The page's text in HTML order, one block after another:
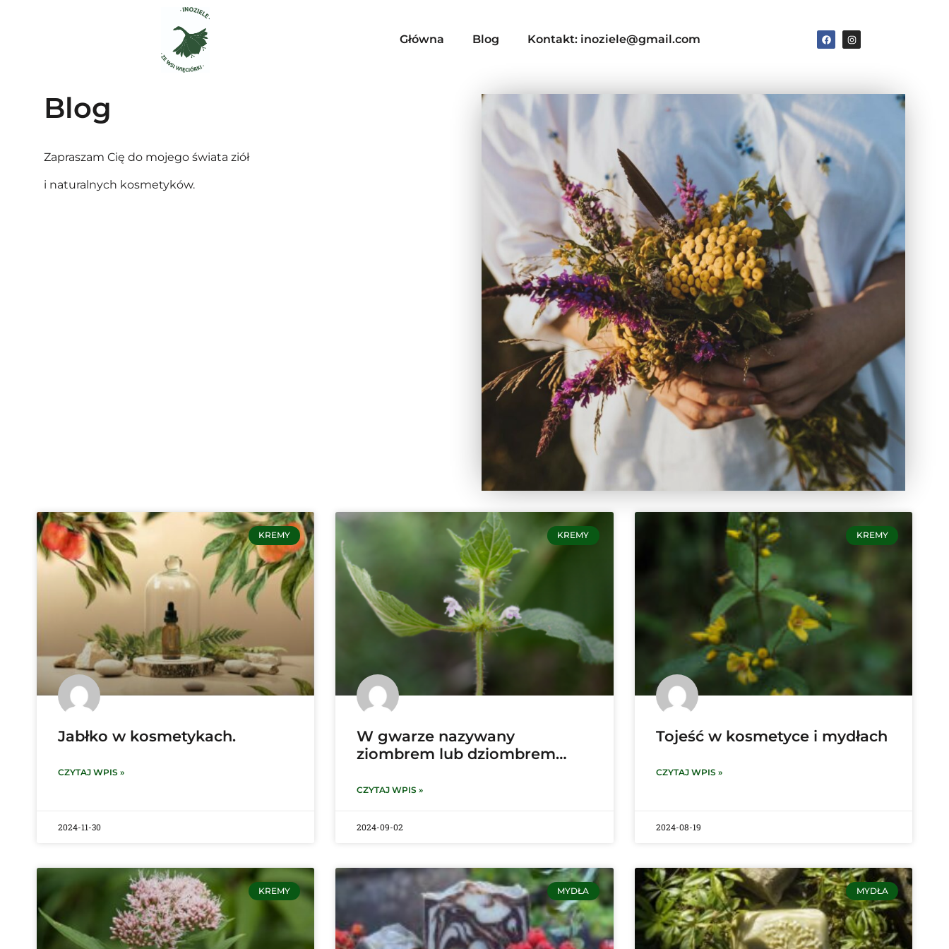
Główna Blog Kontakt: inoziele@gmail.com
Blog
Zapraszam Cię do mojego świata ziół
i naturalnych kosmetyków.
KREMY
Jabłko w kosmetykach.
CZYTAJ WPIS »
2024-11-30
KREMY
W gwarze nazywany
ziombrem lub dziombrem…
CZYTAJ WPIS »
2024-09-02
KREMY
Tojeść w kosmetyce i mydłach
CZYTAJ WPIS »
2024-08-19
KREMY MYDŁA MYDŁA